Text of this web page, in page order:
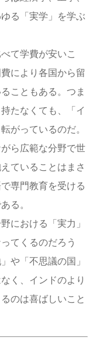
る「実学」を学ぶ
て学費が安いこ
により各国から留
こともある。つま
たなくても、「イ
がっているのだ。
ら広範な分野で世
ていることはまさ
専門教育を受ける
る。
における「実力」
てくるのだろう
や「不思議の国」
く、インドのより
のは喜ばしいこと